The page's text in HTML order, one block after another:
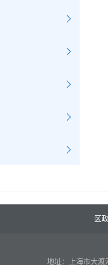
区
地址：上海市大渡